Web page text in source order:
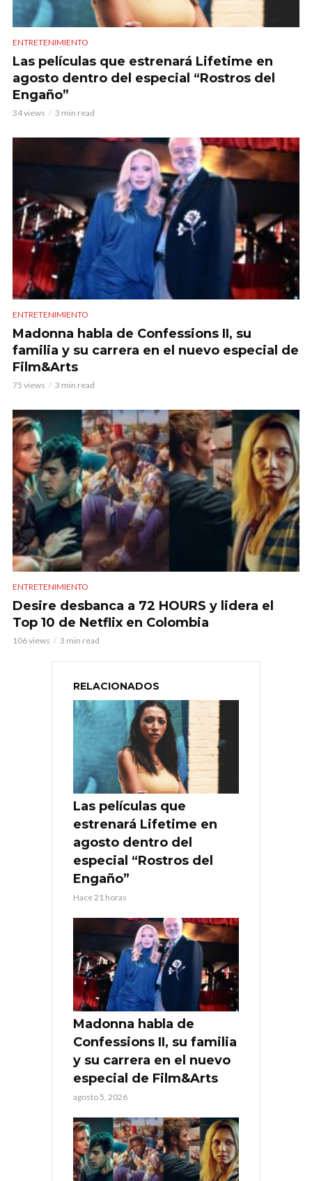
ENTRETENIMIENTO
Las películas que estrenará Lifetime en
agosto dentro del especial “Rostros del
Engaño”
34 views 3 min read
ENTRETENIMIENTO
Madonna habla de Confessions II, su
familia y su carrera en el nuevo especial de
Film&Arts
75 views 3 min read
ENTRETENIMIENTO
Desire desbanca a 72 HOURS y lidera el
Top 10 de Netflix en Colombia
106 views 3 min read
RELACIONADOS
Las películas que
estrenará Lifetime en
agosto dentro del
especial “Rostros del
Engaño”
Hace 21 horas
Madonna habla de
Confessions II, su familia
y su carrera en el nuevo
especial de Film&Arts
agosto 5, 2026